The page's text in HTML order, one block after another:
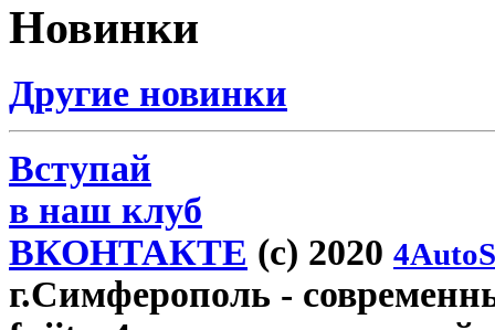
Новинки
Другие новинки
Вступай
в наш клуб
ВКОНТАКТЕ (c) 2020
г.Симферополь -